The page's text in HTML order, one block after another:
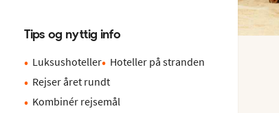
Tips og nyttig info
Luksushoteller
Hoteller på stranden
Rejser året rundt
Kombinér rejsemål